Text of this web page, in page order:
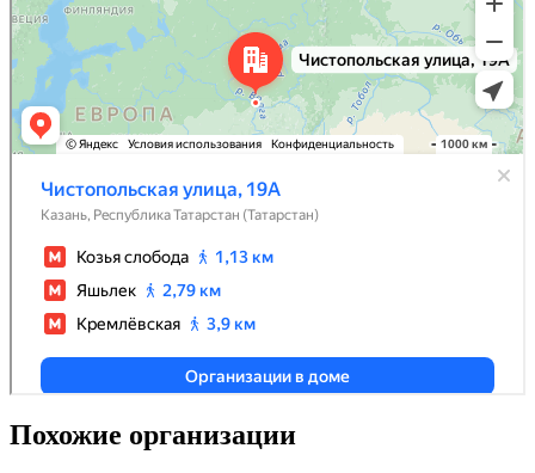
Похожие организации